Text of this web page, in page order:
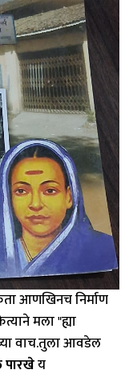
आणखिनच निर्माण
मला "ह्या
वाच.तुला आवडेल
पारखेय